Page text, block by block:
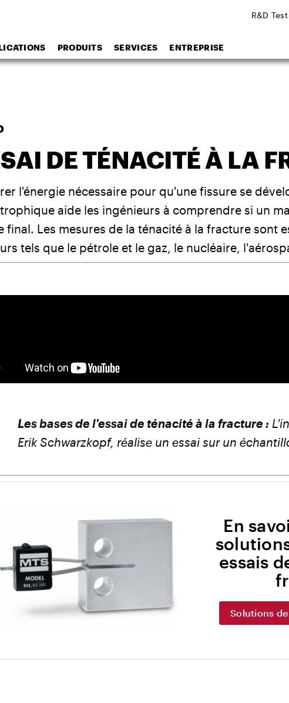
PRODUITS SERVICES ENTREPRISE
R&D
DE TÉNACITÉ À LA
l'énergie nécessaire pour qu'une fissure se
aide les ingénieurs à comprendre si un
final. Les mesures de la ténacité à la fracture sont
tels que le pétrole et le gaz, le nucléaire,
Les bases de l'essai de ténacité à la fracture :
Erik Schwarzkopf, réalise un essai sur un
En
essais
Solutions